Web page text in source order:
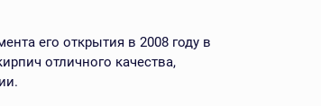
его открытия в 2008 году в
отличного качества,